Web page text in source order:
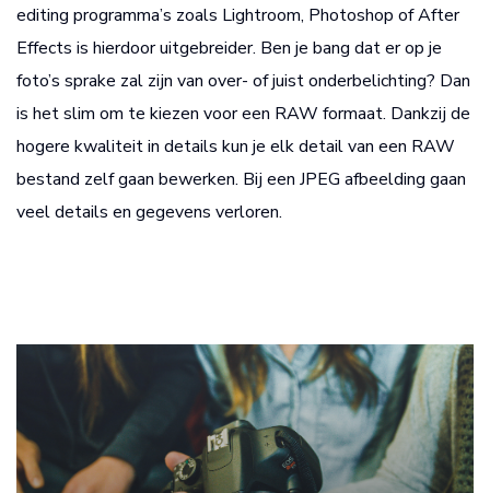
editing programma’s zoals Lightroom, Photoshop of After
Effects is hierdoor uitgebreider. Ben je bang dat er op je
foto’s sprake zal zijn van over- of juist onderbelichting? Dan
is het slim om te kiezen voor een RAW formaat. Dankzij de
hogere kwaliteit in details kun je elk detail van een RAW
bestand zelf gaan bewerken. Bij een JPEG afbeelding gaan
veel details en gegevens verloren.